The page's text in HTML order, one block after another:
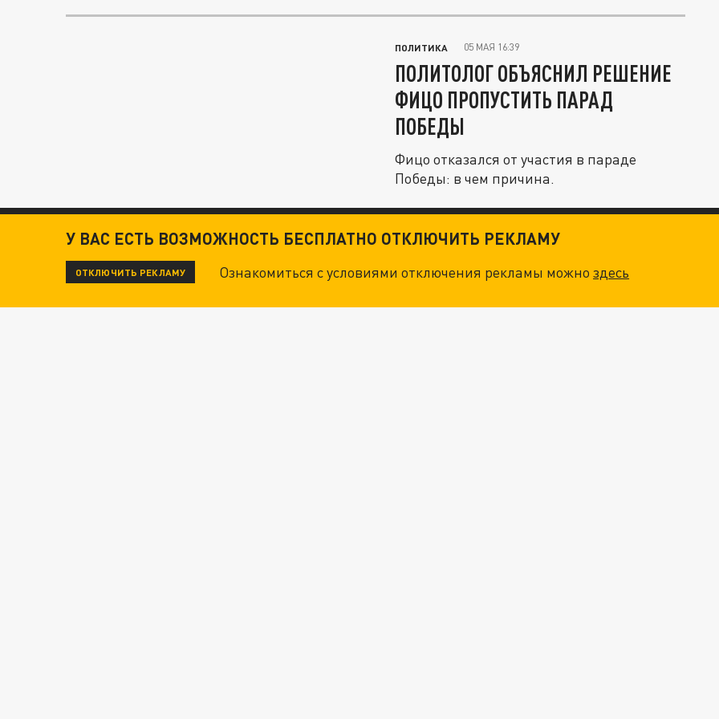
ПОЛИТИКА 05 МАЯ 16:39
ПОЛИТОЛОГ ОБЪЯСНИЛ РЕШЕНИЕ
ФИЦО ПРОПУСТИТЬ ПАРАД
ПОБЕДЫ
Фицо отказался от участия в параде
Победы: в чем причина.
У ВАС ЕСТЬ ВОЗМОЖНОСТЬ БЕСПЛАТНО ОТКЛЮЧИТЬ РЕКЛАМУ
ОТКЛЮЧИТЬ РЕКЛАМУ Ознакомиться с условиями отключения рекламы можноздесь